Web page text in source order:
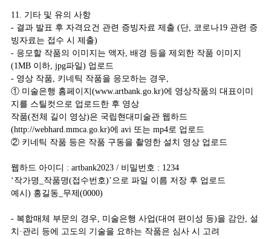
11. 기타 및 유의 사항
- 결과 발표 후 자격요건 관련 증빙자료 제출 (단, 코로나19 관련 증
빙자료는 접수 시 제출)
- 응모할 작품의 이미지는 액자, 배경 등을 제외한 작품 이미지
(1MB 이하, jpg파일) 업로드
- 영상 작품, 키네틱 작품을 응모하는 경우,
① 미술은행 홈페이지(www.artbank.go.kr)에 영상작품의 대표이미
지를 스틸컷으로 업로드한 후 영상
작품(전체 길이 영상)은 국립현대미술관 웹하드
(http://webhard.mmca.go.kr)에 avi 또는 mp4로 업로드
② 키네틱 작품 등은 작품 구동을 촬영한 설치 영상 업로드
웹하드 아이디 : artbank2023 / 비밀번호 : 1234
‘작가명_작품명(접수번호)’으로 파일 이름 저장 후 업로드
예시) 홍길동_무제(0000)
- 복합매체 부문의 경우, 미술은행 사업(대여 편이성 등)을 감안, 설
치·관리 등에 고도의 기술을 요하는 작품은 심사 시 고려